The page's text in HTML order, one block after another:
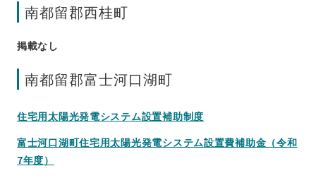
南都留郡西桂町
掲載なし
南都留郡富士河口湖町
住宅用太陽光発電システム設置補助制度
富士河口湖町住宅用太陽光発電システム設置費補助金（令和
7年度）